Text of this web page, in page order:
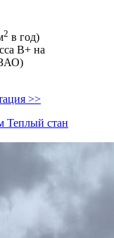
2 в год)
В+ на
>>
Теплый стан